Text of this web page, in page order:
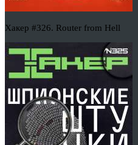
Хакер #326. Router from Hell